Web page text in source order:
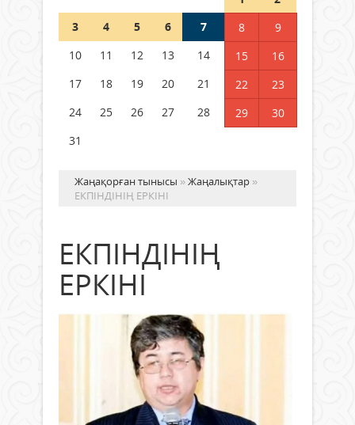
Германия аптап ыстыққа
бастады
04 тамыз 2026 ж.
3
4 5 6 7 8
9
10
11 12 13 14 15
16
17
18 19 20 21 22
23
24
25 26 27 28 29
30
31
Жаңақорған тынысы »Жаңалықтар »
ЕКПІНДІНІҢ ЕРКІНІ
ЕКПІНДІНІҢ
ЕРКІНІ